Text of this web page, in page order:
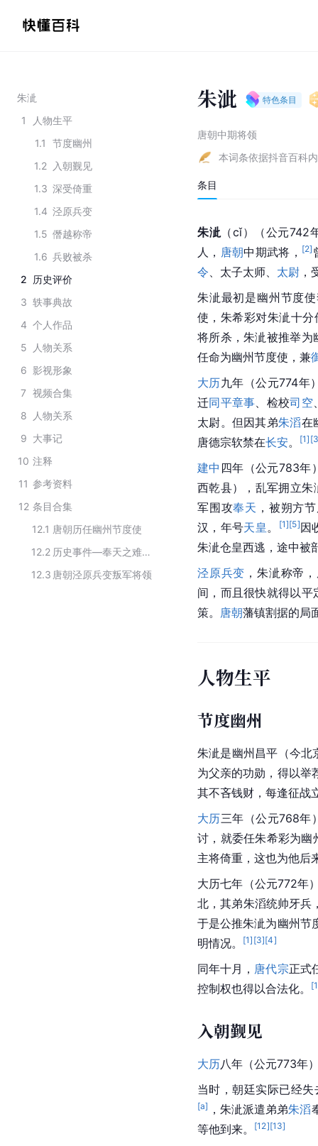
朱泚
1
人物生平
1.1
节度幽州
1.2
入朝觐见
1.3 深受倚重
1.4 泾原兵变
1.5 僭越称帝
1.6 兵败被杀
2
历史评价
3 轶事典故
4 个人作品
5
人物关系
6 影视形象
7 视频合集
8
人物关系
9 大事记
10 注释
11 参考资料
12 条目合集
12.1 唐朝历任幽州节度使
12.2
历史事件—奉天之难相关人物
12.3 唐朝泾原兵变叛军将领
朱泚 特色条目
唐朝中期将领
本词条依据抖音百科
条目
朱泚 （cǐ）（公元742
人， 唐朝中期武将 ， [2]
令
太子太师 太尉 ，
朱泚最初是幽州节度使
使，朱希彩对朱泚十分
将所杀，朱泚被推举为
任命为幽州节度使，兼
大历九年（公元774年
迁同平章事 、检校司空
太尉。但因其弟朱滔在
唐德宗软禁在长安。 [1] [
建中 四年（公元783年
西乾县），乱军拥立
军围攻奉天 ，被朔方
汉，年号天皇 。 [1][5]因
朱泚仓皇西逃，途中被
泾原兵变 ，朱泚称帝，
间，而且很快就得以平
策。 唐朝藩镇割据的局
人物生平
节度幽州
朱泚是幽州昌平（今
为父亲的功勋，得以举
其不吝钱财，每逢征战
大历三年（公元768年
讨，就委任朱希彩为幽
主将倚重，这也为他后
大历七年（公元772年
北，其弟朱滔统帅牙兵
于是公推朱泚为幽州节
明情况。
[1] [3][4]
同年十月， 唐代宗正式
控制权也得以合法化。
[1
入朝觐见
大历八年（公元773年
当时，朝廷实际已经
[a] ，朱泚派遣弟弟朱滔
等他到来。
[12][13]